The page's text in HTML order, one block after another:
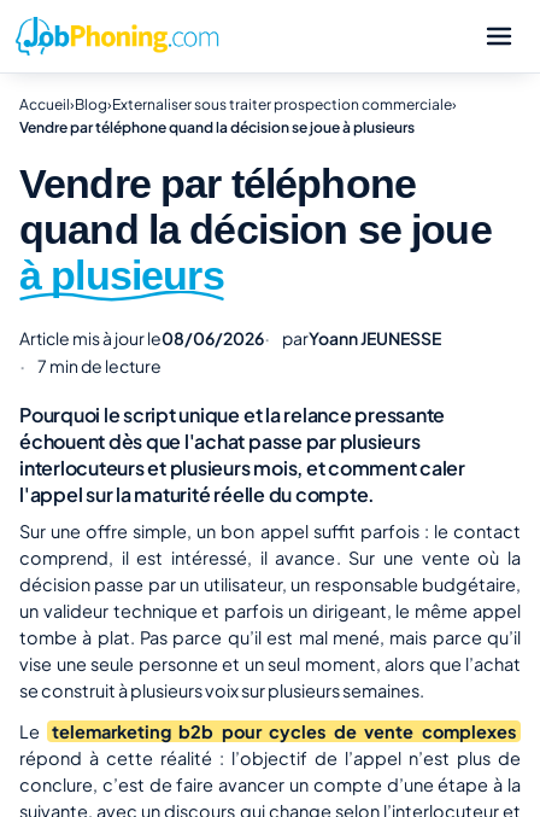
Accueil›Blog›Externaliser sous traiter prospection commerciale›
Vendre par téléphone quand la décision se joue à plusieurs
Vendre par téléphone
quand la décision se joue
à plusieurs
Article mis à jour le08/06/2026 parYoann JEUNESSE
7 min de lecture
Pourquoi le script unique et la relance pressante
échouent dès que l'achat passe par plusieurs
interlocuteurs et plusieurs mois, et comment caler
l'appel sur la maturité réelle du compte.
Sur une offre simple, un bon appel suffit parfois : le contact
comprend, il est intéressé, il avance. Sur une vente où la
décision passe par un utilisateur, un responsable budgétaire,
un valideur technique et parfois un dirigeant, le même appel
tombe à plat. Pas parce qu’il est mal mené, mais parce qu’il
vise une seule personne et un seul moment, alors que l’achat
se construit à plusieurs voix sur plusieurs semaines.
Le
telemarketing b2b pour cycles de vente complexes
répond à cette réalité : l’objectif de l’appel n’est plus de
conclure, c’est de faire avancer un compte d’une étape à la
suivante, avec un discours qui change selon l’interlocuteur et